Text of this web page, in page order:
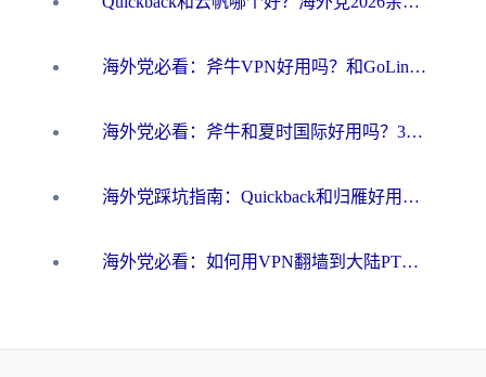
海外党必看：斧牛VPN好用吗？和GoLinkVPN对比哪个回国效果更好？
海外党必看：斧牛和夏时国际好用吗？3步选对回国加速器，无缝刷国内资源
海外党踩坑指南：Quickback和归雁好用吗？选对加速器才能无缝刷国内资源
海外党必看：如何用VPN翻墙到大陆PTT？一篇解决你所有回国加速痛点